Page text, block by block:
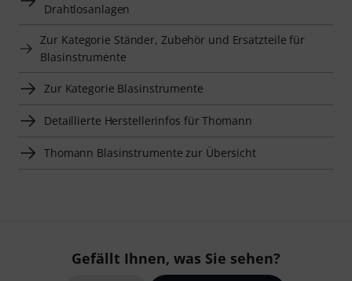
Drahtlosanlagen
Zur Kategorie Ständer, Zubehör und Ersatzteile für
Blasinstrumente
Zur Kategorie Blasinstrumente
Detaillierte Herstellerinfos für Thomann
Thomann Blasinstrumente zur Übersicht
Gefällt Ihnen, was Sie sehen?